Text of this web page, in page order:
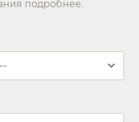
подробнее.